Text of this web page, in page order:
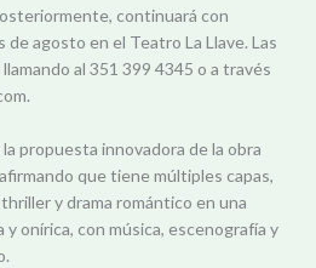
continuará con
agosto en el Teatro La Llave. Las
al 351 399 4345 o a través
propuesta innovadora de la obra
que tiene múltiples capas,
y drama romántico en una
onírica, con música, escenografía y